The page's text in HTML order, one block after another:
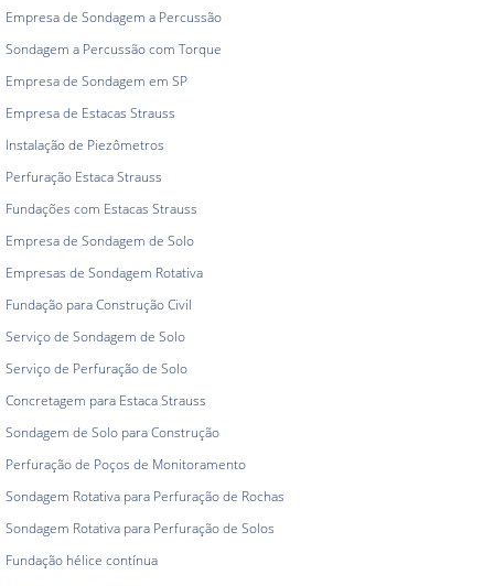
Empresa de Sondagem a Percussão
Sondagem a Percussão com Torque
Empresa de Sondagem em SP
Empresa de Estacas Strauss
Instalação de Piezômetros
Perfuração Estaca Strauss
Fundações com Estacas Strauss
Empresa de Sondagem de Solo
Empresas de Sondagem Rotativa
Fundação para Construção Civil
Serviço de Sondagem de Solo
Serviço de Perfuração de Solo
Concretagem para Estaca Strauss
Sondagem de Solo para Construção
Perfuração de Poços de Monitoramento
Sondagem Rotativa para Perfuração de Rochas
Sondagem Rotativa para Perfuração de Solos
Fundação hélice contínua